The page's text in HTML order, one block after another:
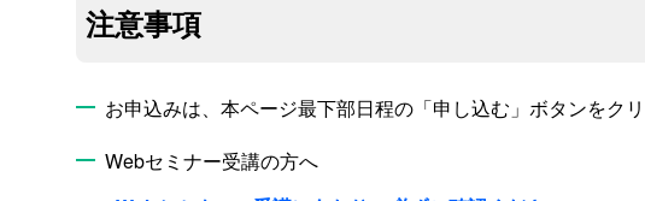
注意事項
お申込みは、本ページ最下部日程の「申し込む」ボタンをク
Webセミナー受講の方へ